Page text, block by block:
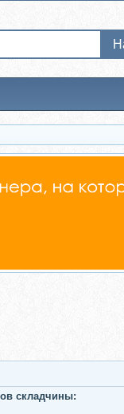
складчины: